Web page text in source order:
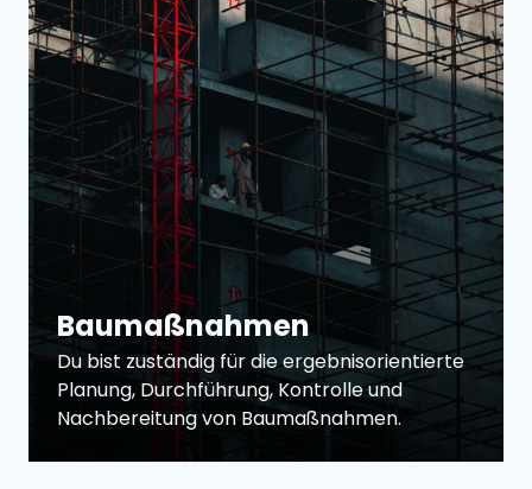
Baumaßnahmen
Du bist zuständig für die ergebnisorientierte
Planung, Durchführung, Kontrolle und
Nachbereitung von Baumaßnahmen.